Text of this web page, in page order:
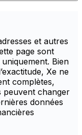
et autres
page sont
Bien
Xe ne
complètes,
peuvent changer
données